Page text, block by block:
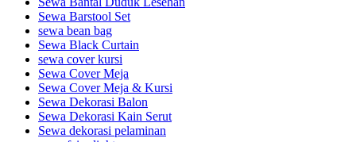
Sewa Barstool Set
sewa bean bag
Sewa Black Curtain
sewa cover kursi
Sewa Cover Meja
Sewa Cover Meja & Kursi
Sewa Dekorasi Balon
Sewa Dekorasi Kain Serut
Sewa dekorasi pelaminan